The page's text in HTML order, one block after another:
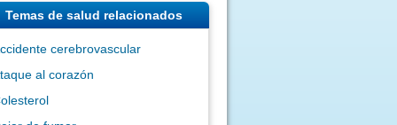
Temas de salud relacionados
cerebrovascular
al corazón